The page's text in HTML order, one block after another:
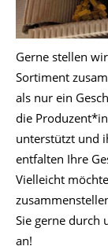
Gerne stellen
Sortiment
als nur ein
die
unterstützt und
entfalten Ihre
Vielleicht
Sie gerne durch
an!